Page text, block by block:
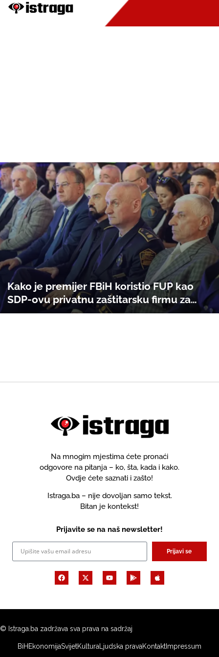
Kako je premijer FBiH koristio FUP kao
SDP-ovu privatnu zaštitarsku firmu za
rušenje Vlade TK: Nermin Nikšić: Zumra
Na mnogim mjestima ćete pronaći
odgovore na pitanja – ko, šta, kada i kako.
Ovdje ćete saznati i zašto!
Istraga.ba – nije dovoljan samo tekst.
Bitan je kontekst!
Prijavite se na naš newsletter!
Prijavi se
© Istraga.ba zadržava sva prava na sadržaj
BiHEkonomijaSvijetKulturaLjudska pravaKontaktImpressum